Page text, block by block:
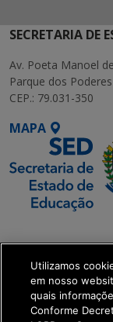
SECRETARIA DE
Av. Poeta Manoel
Parque dos
CEP.: 79.031-350
MAPA
Executiva de
get_footer();
Utilizamos
em nosso
quais
Conforme